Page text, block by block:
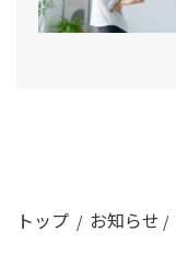
トップ / お知らせ /